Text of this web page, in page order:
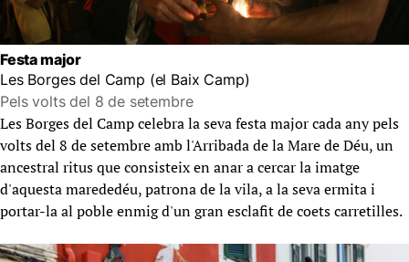
Festa major
Les Borges del Camp (el Baix Camp)
Pels volts del 8 de setembre
Les Borges del Camp celebra la seva festa major cada any pels
volts del 8 de setembre amb l'Arribada de la Mare de Déu, un
ancestral ritus que consisteix en anar a cercar la imatge
d'aquesta marededéu, patrona de la vila, a la seva ermita i
portar-la al poble enmig d'un gran esclafit de coets carretilles.